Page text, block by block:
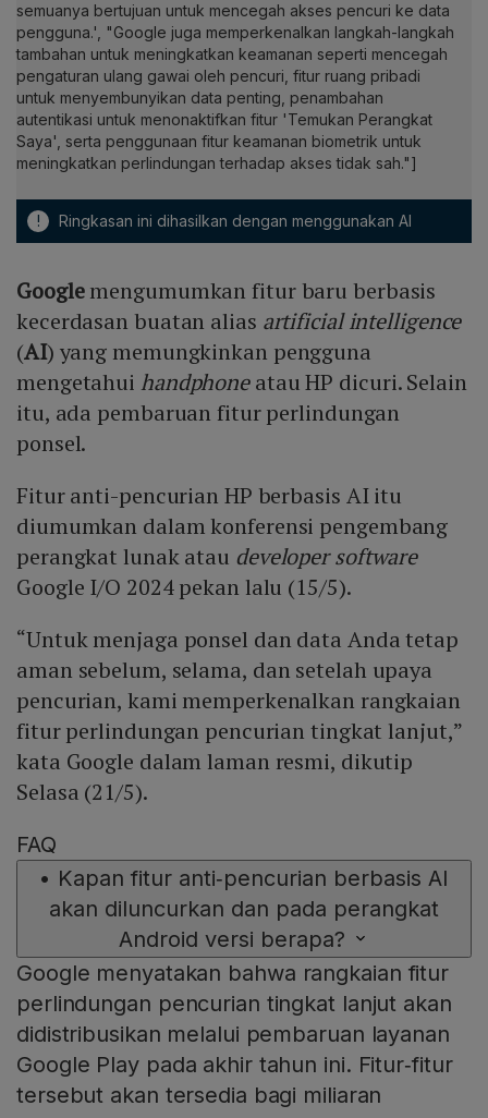
semuanya bertujuan untuk mencegah akses pencuri ke data
pengguna.', "Google juga memperkenalkan langkah-langkah
tambahan untuk meningkatkan keamanan seperti mencegah
pengaturan ulang gawai oleh pencuri, fitur ruang pribadi
untuk menyembunyikan data penting, penambahan
autentikasi untuk menonaktifkan fitur 'Temukan Perangkat
Saya', serta penggunaan fitur keamanan biometrik untuk
meningkatkan perlindungan terhadap akses tidak sah."]
! Ringkasan ini dihasilkan dengan menggunakan AI
Googlemengumumkan fitur baru berbasis
kecerdasan buatan alias artificial intelligence
(AI) yang memungkinkan pengguna
mengetahui handphoneatau HP dicuri. Selain
itu, ada pembaruan fitur perlindungan
ponsel.
Fitur anti-pencurian HP berbasis AI itu
diumumkan dalam konferensi pengembang
perangkat lunak atau developer software
Google I/O 2024 pekan lalu (15/5).
“Untuk menjaga ponsel dan data Anda tetap
aman sebelum, selama, dan setelah upaya
pencurian, kami memperkenalkan rangkaian
fitur perlindungan pencurian tingkat lanjut,”
kata Google dalam laman resmi, dikutip
Selasa (21/5).
FAQ
• Kapan fitur anti‑pencurian berbasis AI
akan diluncurkan dan pada perangkat
Android versi berapa?
Google menyatakan bahwa rangkaian fitur
perlindungan pencurian tingkat lanjut akan
didistribusikan melalui pembaruan layanan
Google Play pada akhir tahun ini. Fitur‑fitur
tersebut akan tersedia bagi miliaran